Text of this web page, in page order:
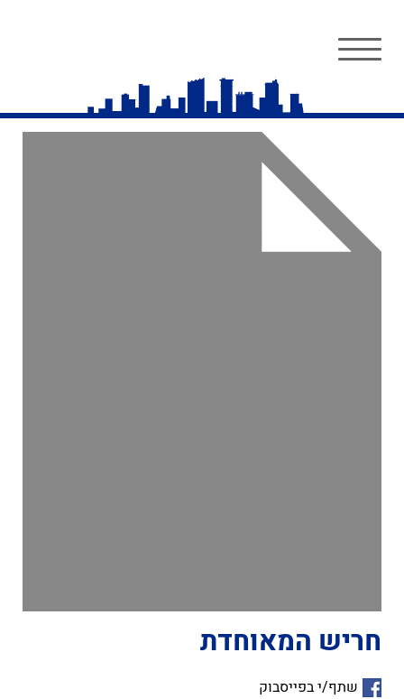
חריש המאוחדת
שתף/י בפייסבוק